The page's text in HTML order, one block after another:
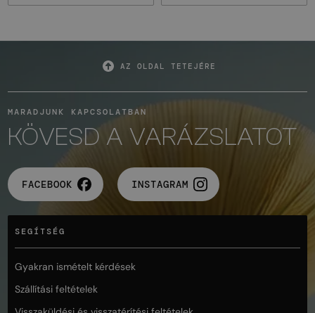
AZ OLDAL TETEJÉRE
MARADJUNK KAPCSOLATBAN
KÖVESD A VARÁZSLATOT
FACEBOOK INSTAGRAM
SEGÍTSÉG
Gyakran ismételt kérdések
Szállítási feltételek